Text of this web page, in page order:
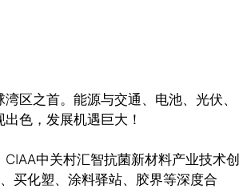
区之首。能源与交通、电池、光伏、
色，发展机遇巨大！
中关村汇智抗菌新材料产业技术创
买化塑、涂料驿站、胶界等深度合